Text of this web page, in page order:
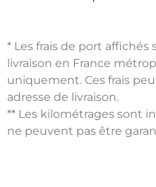
* Les frais de port
livraison en France
uniquement. Ces frais
adresse de livraison.
** Les kilométrages sont
ne peuvent pas être